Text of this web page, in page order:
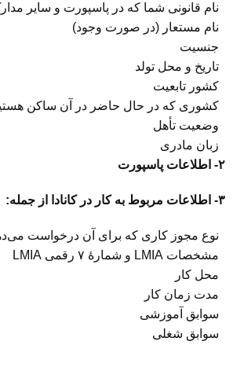
نام قانونی شما که در پاسپورت و سایر
نام مستعار (در صورت وجود)
جنسیت
تاریخ و محل تولد
کشور تابعیت
کشوری که در حال حاضر در آن ساکن
وضعیت تأهل
زبان مادری
۲- اطلاعات پاسپورت
۳- اطلاعات مربوط به کار در کانادا از جمله:
نوع مجوز کاری که برای آن درخواست
مشخصات LMIA و شمارۀ ۷ رقمی LMIA
محل کار
مدت زمان کار
سوابق آموزشی
سوابق شغلی